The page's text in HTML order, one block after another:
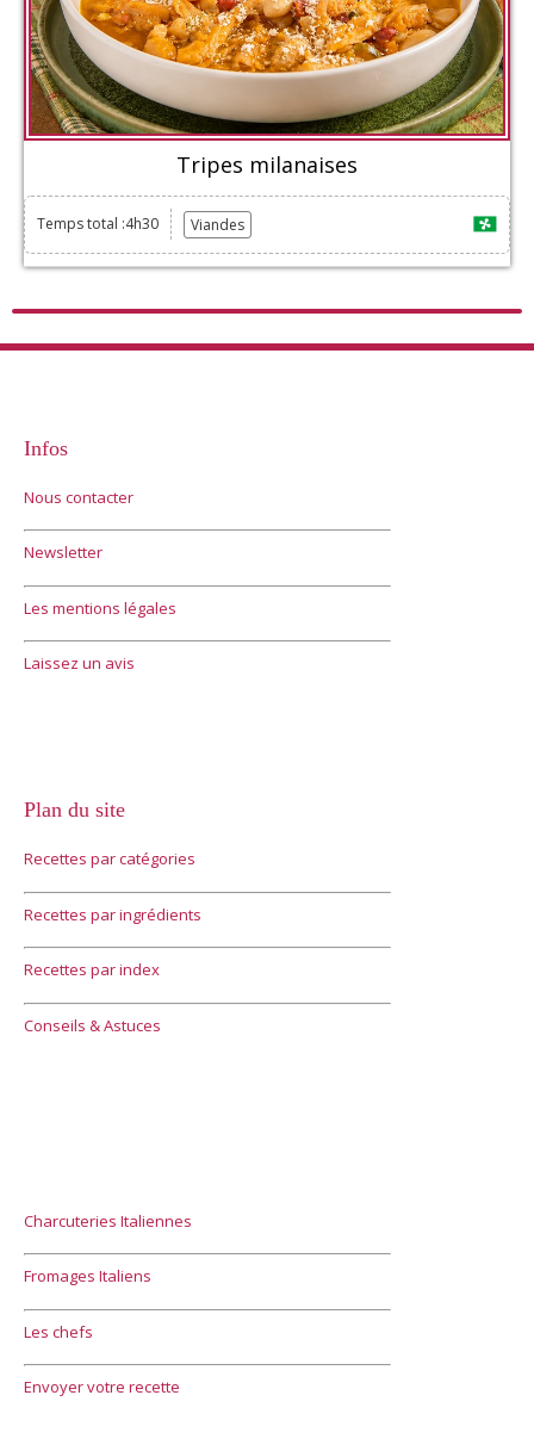
Tripes milanaises
Temps total :4h30 Viandes
Infos
Nous contacter
Newsletter
Les mentions légales
Laissez un avis
Plan du site
Recettes par catégories
Recettes par ingrédients
Recettes par index
Conseils & Astuces
Charcuteries Italiennes
Fromages Italiens
Les chefs
Envoyer votre recette